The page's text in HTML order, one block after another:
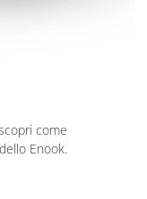
come
Enook.